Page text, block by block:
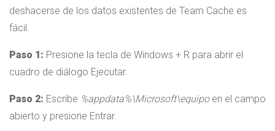
deshacerse de los datos existentes de Team Cache es
fácil.
Paso 1: Presione la tecla de Windows + R para abrir el
cuadro de diálogo Ejecutar.
Paso 2: Escribe %appdata%\Microsoft\equipoen el campo
abierto y presione Entrar.